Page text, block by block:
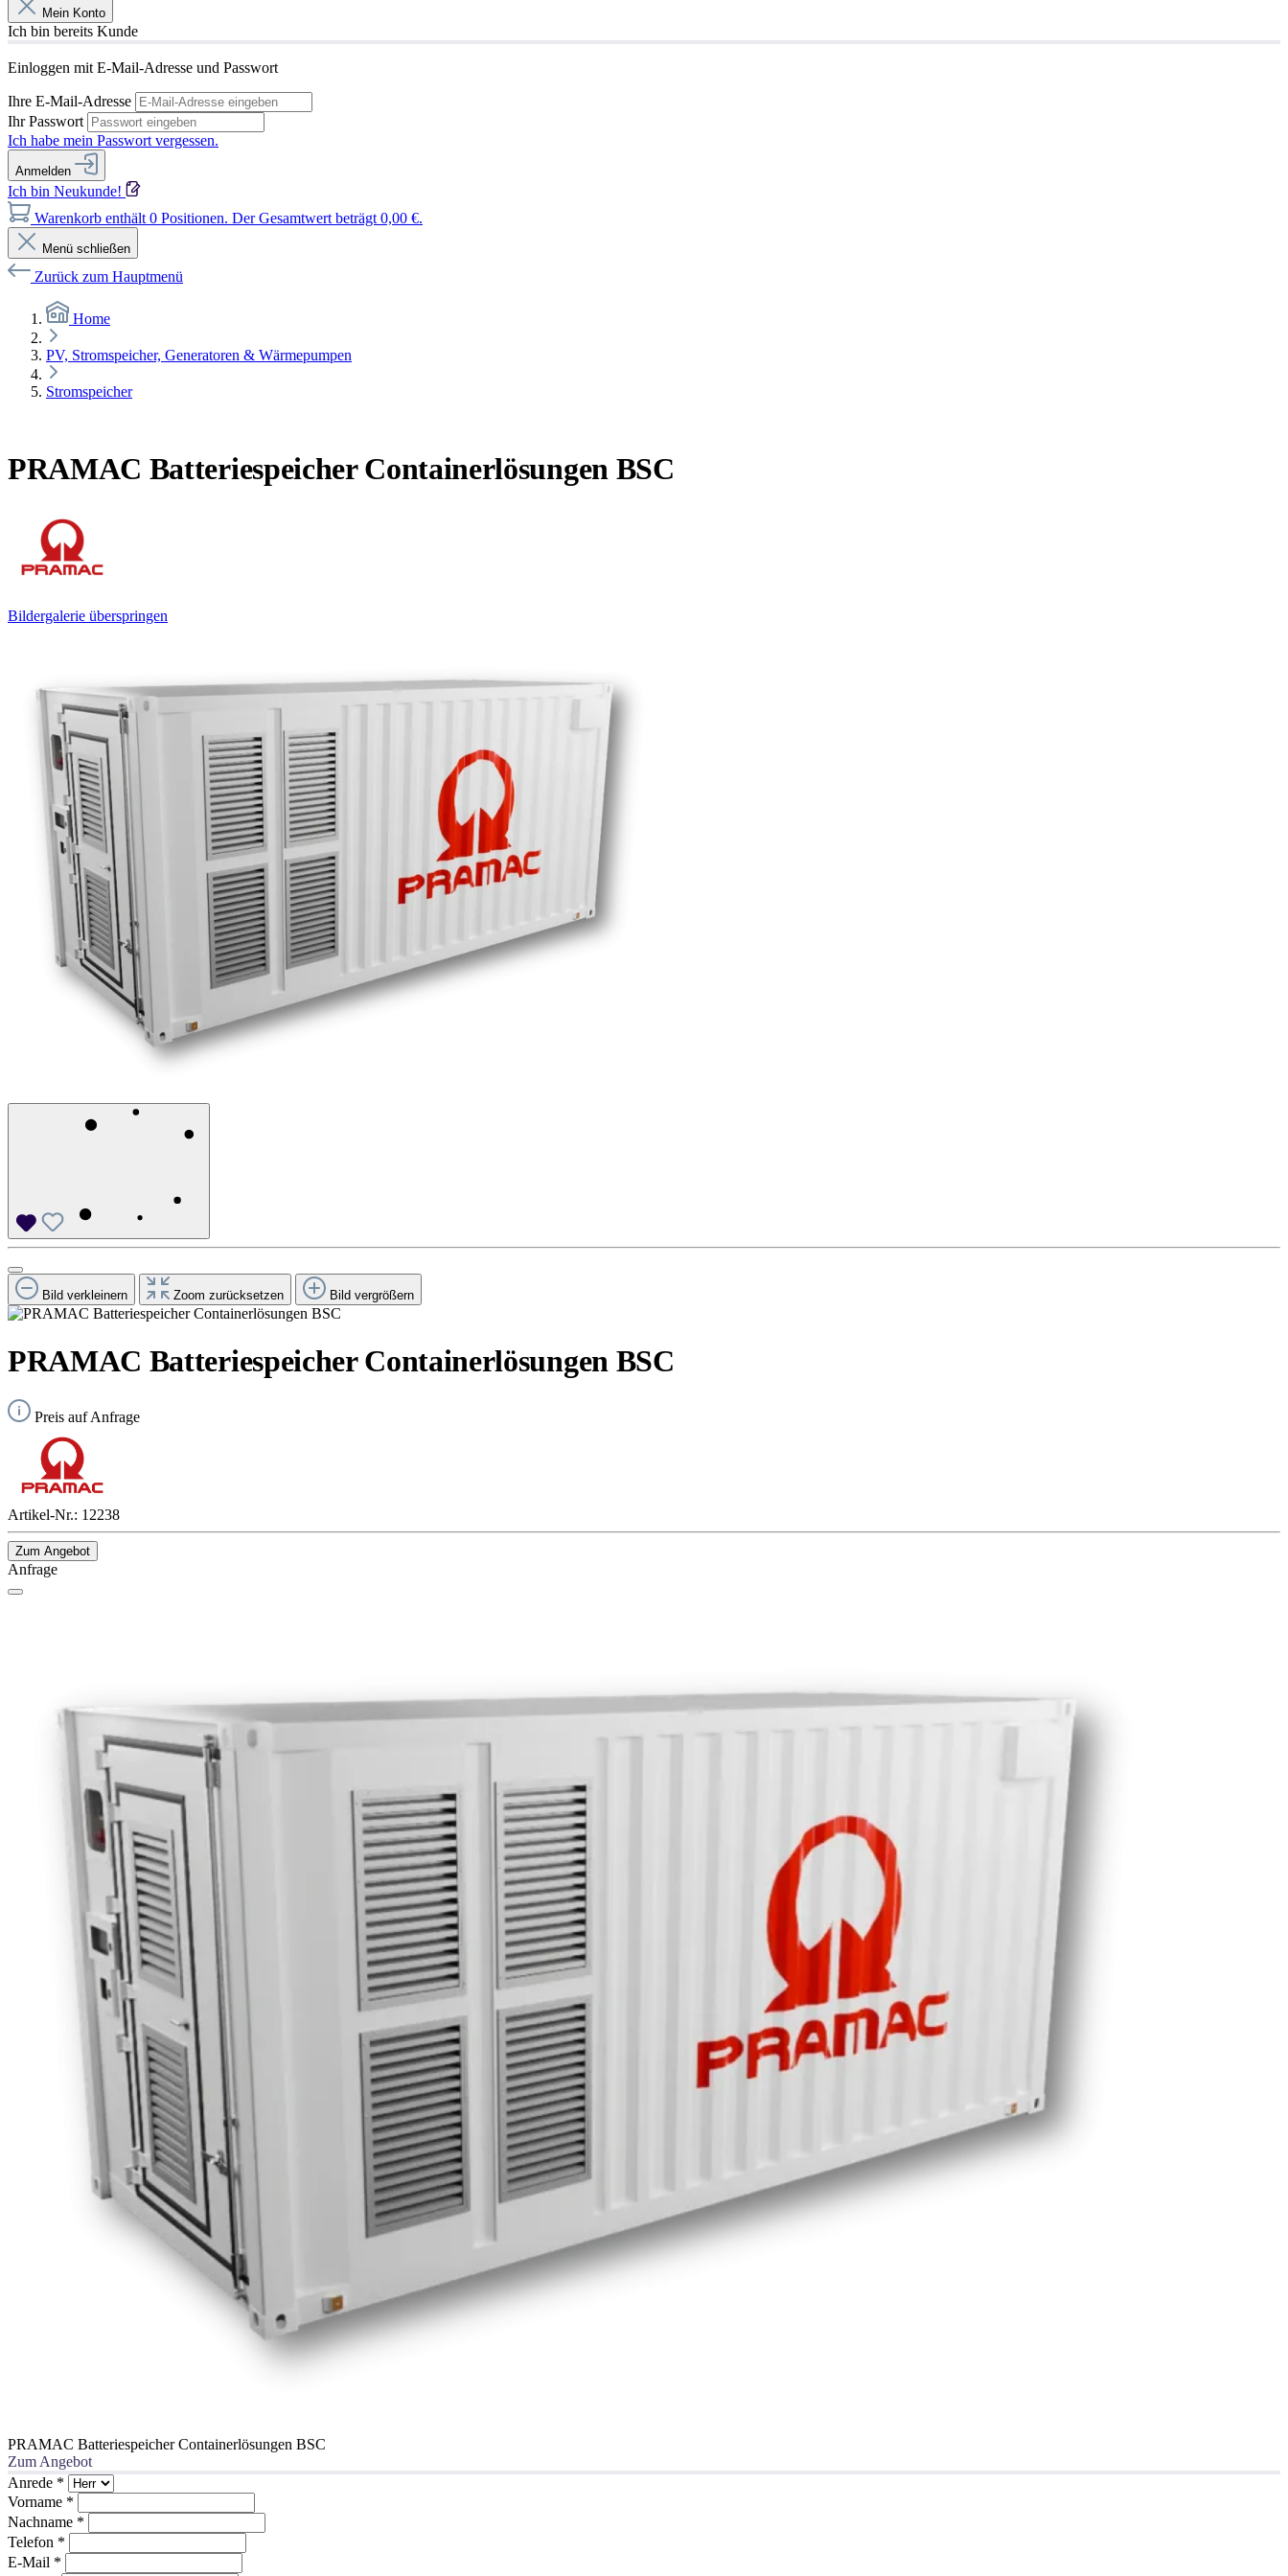
Mein Konto
Ich bin bereits Kunde
Einloggen mit E-Mail-Adresse und Passwort
Ihre E-Mail-Adresse
Ihr Passwort
Ich habe mein Passwort vergessen.
Anmelden
Ich bin Neukunde!
Warenkorb enthält 0 Positionen. Der Gesamtwert beträgt 0,00 €.
Menü schließen
Zurück zum Hauptmenü
Home
PV, Stromspeicher, Generatoren & Wärmepumpen
Stromspeicher
PRAMAC Batteriespeicher Containerlösungen BSC
Bildergalerie überspringen
Bild verkleinern Zoom zurücksetzen Bild vergrößern
PRAMAC Batteriespeicher Containerlösungen BSC
Preis auf Anfrage
Artikel-Nr.: 12238
Zum Angebot
Anfrage
PRAMAC Batteriespeicher Containerlösungen BSC
Zum Angebot
Anrede *
Vorname *
Nachname *
Telefon *
E-Mail *